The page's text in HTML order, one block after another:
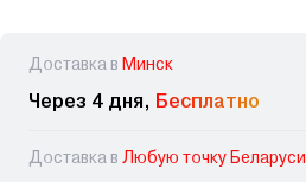
Доставка в Минск
Через 4 дня, Бесплатно
Доставка в Любую точку Беларуси